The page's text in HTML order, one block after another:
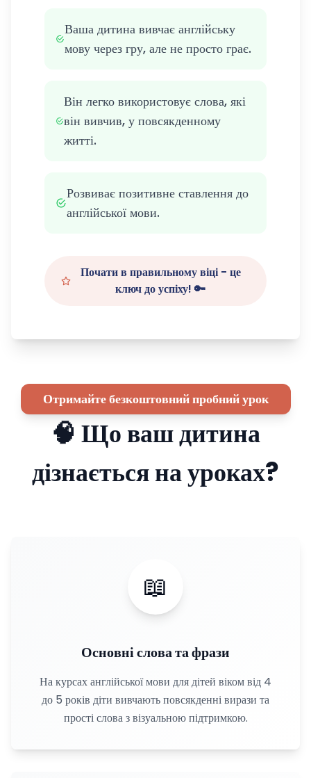
Ваша дитина вивчає англійську
мову через гру, але не просто грає.
Він легко використовує слова, які
він вивчив, у повсякденному
житті.
Розвиває позитивне ставлення до
англійської мови.
Почати в правильному віці - це
ключ до успіху! 🔑
Отримайте безкоштовний пробний урок
🧠 Що ваш дитина
дізнається на уроках?
📖
Основні слова та фрази
На курсах англійської мови для дітей віком від 4
до 5 років діти вивчають повсякденні вирази та
прості слова з візуальною підтримкою.